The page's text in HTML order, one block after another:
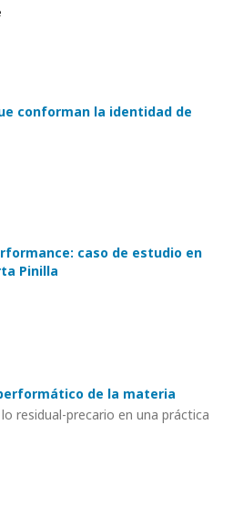
conforman la identidad de
caso de estudio en
Pinilla
de la materia
residual-precario en una práctica